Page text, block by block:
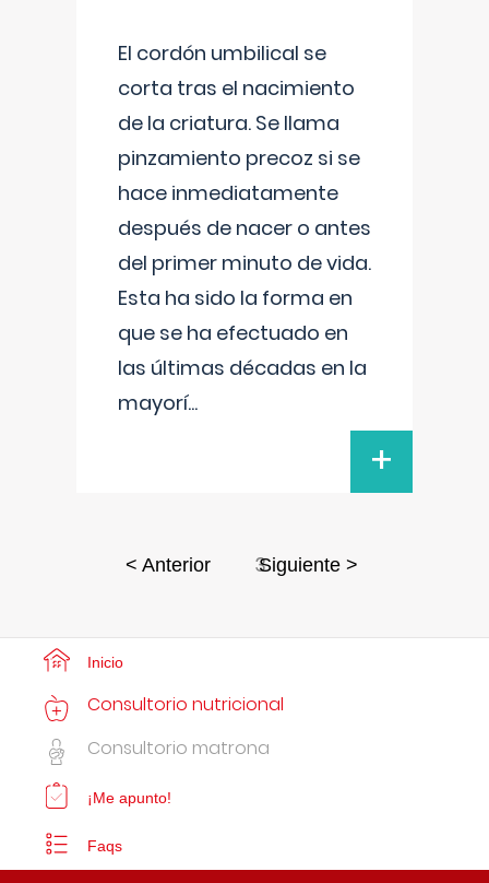
El cordón umbilical se
corta tras el nacimiento
de la criatura. Se llama
pinzamiento precoz si se
hace inmediatamente
después de nacer o antes
del primer minuto de vida.
Esta ha sido la forma en
que se ha efectuado en
las últimas décadas en la
mayorí...
+
< Anterior 3Siguiente >
Inicio
Consultorio nutricional
Consultorio matrona
¡Me apunto!
Faqs